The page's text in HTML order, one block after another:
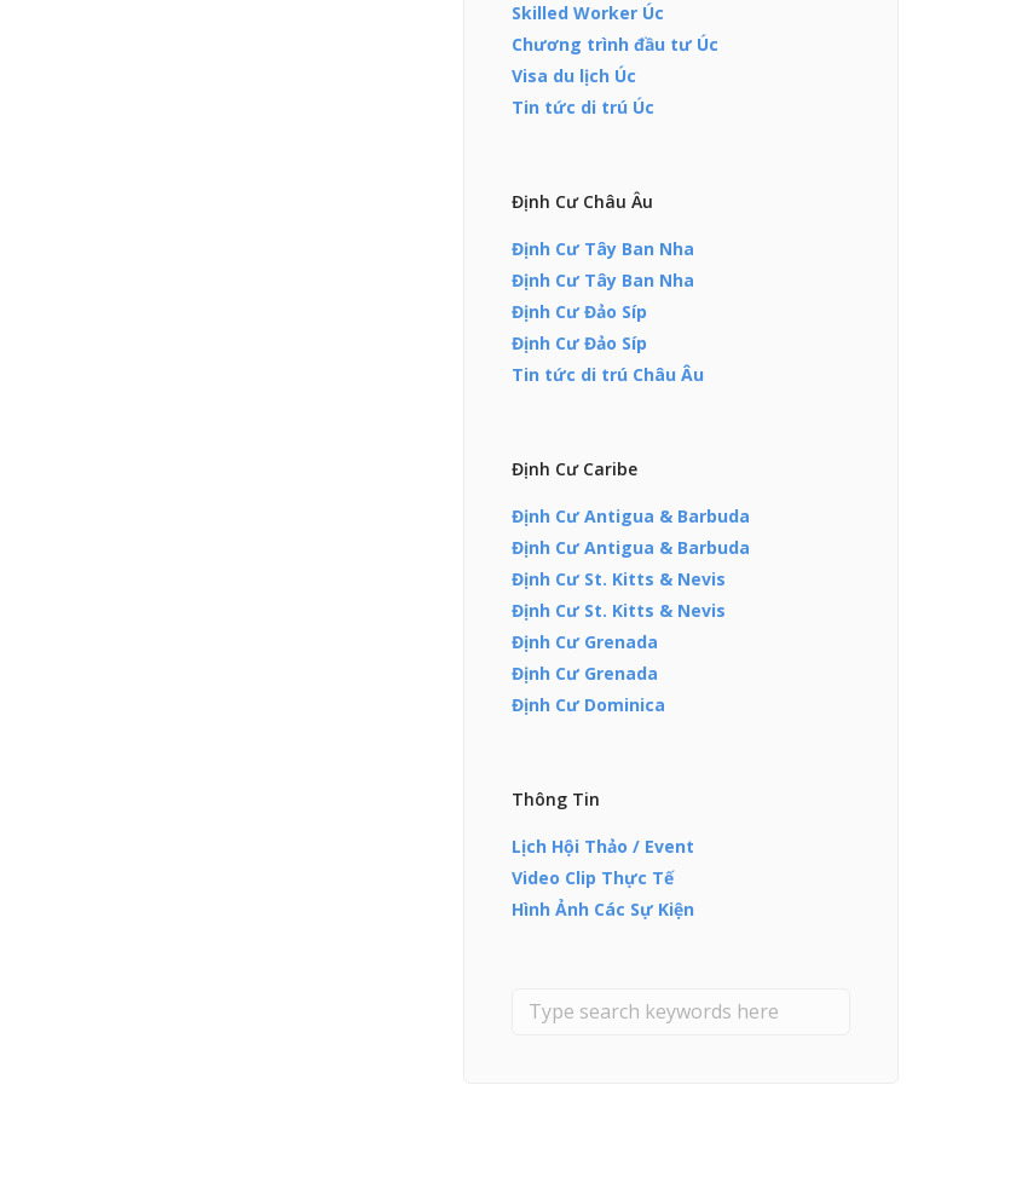
Skilled Worker Úc
Chương trình đầu tư Úc
Visa du lịch Úc
Tin tức di trú Úc
Định Cư Châu Âu
Định Cư Tây Ban Nha
Định Cư Tây Ban Nha
Định Cư Đảo Síp
Định Cư Đảo Síp
Tin tức di trú Châu Âu
Định Cư Caribe
Định Cư Antigua & Barbuda
Định Cư Antigua & Barbuda
Định Cư St. Kitts & Nevis
Định Cư St. Kitts & Nevis
Định Cư Grenada
Định Cư Grenada
Định Cư Dominica
Thông Tin
Lịch Hội Thảo / Event
Video Clip Thực Tế
Hình Ảnh Các Sự Kiện